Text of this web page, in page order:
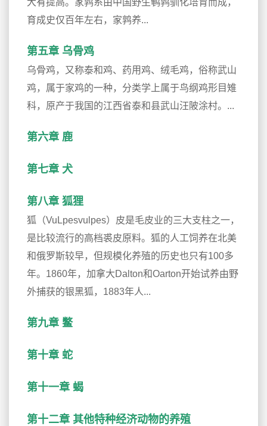
大有提高。家鹑系由中国野生鹌鹑驯化培育而成，
育成史仅百年左右，家鹑养...
第五章 乌骨鸡
乌骨鸡，又称泰和鸡、药用鸡、绒毛鸡，俗称武山
鸡，属于家鸡的一种，分类学上属于鸟纲鸡形目雉
科，原产于我国的江西省泰和县武山汪陂涂村。...
第六章 鹿
第七章 犬
第八章 狐狸
狐（VuLpesvulpes）皮是毛皮业的三大支柱之一，
是比较流行的高档裘皮原料。狐的人工饲养在北美
和俄罗斯较早，但规模化养殖的历史也只有100多
年。1860年，加拿大Dalton和Oarton开始试养由野
外捕获的银黑狐，1883年人...
第九章 鳖
第十章 蛇
第十一章 蝎
第十二章 其他特种经济动物的养殖